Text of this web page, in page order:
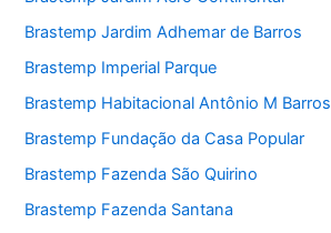
Brastemp Jardim Adhemar de Barros
Brastemp Imperial Parque
Brastemp Habitacional Antônio M Barros
Brastemp Fundação da Casa Popular
Brastemp Fazenda São Quirino
Brastemp Fazenda Santana